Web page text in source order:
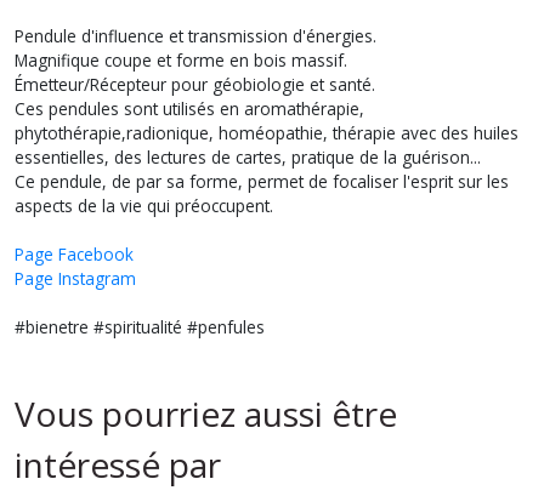
Pendule d'influence et transmission d'énergies.
Magnifique coupe et forme en bois massif.
Émetteur/Récepteur pour géobiologie et santé.
Ces pendules sont utilisés en aromathérapie,
phytothérapie,radionique, homéopathie, thérapie avec des huiles
essentielles, des lectures de cartes, pratique de la guérison...
Ce pendule, de par sa forme, permet de focaliser l'esprit sur les
aspects de la vie qui préoccupent.
Page Facebook
Page Instagram
#bienetre #spiritualité #penfules
Vous pourriez aussi être
intéressé par